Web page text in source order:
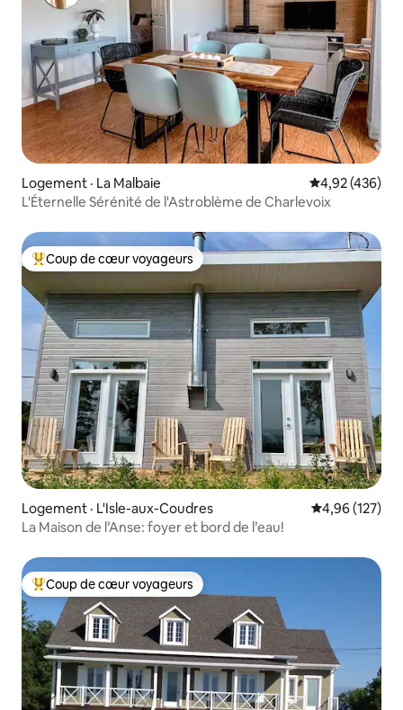
Logement · La Malbaie Note
4,92 (436)
L'Éternelle Sérénité de l'Astroblème de Charlevoix
Coup de cœur voyageurs parmi les plus aimés
Coup de cœur voyageurs
Logement · L'Isle-aux-Coudres Note
4,96 (127)
La Maison de l’Anse: foyer et bord de l’eau!
Coup de cœur voyageurs parmi les plus aimés
Coup de cœur voyageurs